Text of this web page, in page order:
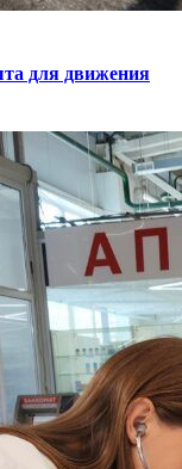
для движения